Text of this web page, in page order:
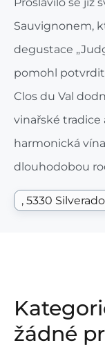
Sauvignonem,
degustace
pomohl potvrdit
Clos du Val
vinařské tradice
harmonická
dlouhodobou
5330
žádné